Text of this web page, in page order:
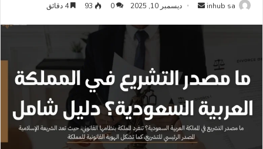
inhub sa
أرسل ديسمبر 10, 2025 0
93 4 دقائق